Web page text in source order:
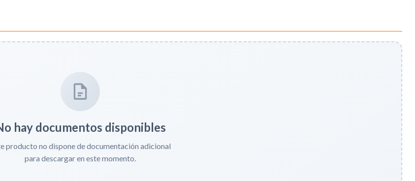
hay documentos disponibles
producto no dispone de documentación adicional
para descargar en este momento.